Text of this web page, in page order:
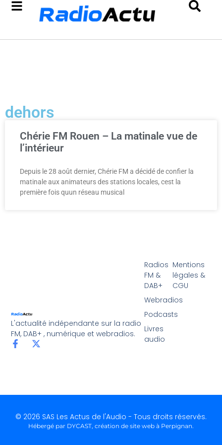
dehors
Chérie FM Rouen – La matinale vue de
l’intérieur
Depuis le 28 août dernier, Chérie FM a décidé de confier la
matinale aux animateurs des stations locales, cest la
première fois quun réseau musical
L'actualité indépendante sur la radio
FM, DAB+ , numérique et webradios.
Radios
FM &
DAB+
Webradios
Podcasts
Livres
audio
Mentions
légales &
CGU
© 2026 SAS Les Actus de l'Audio - Tous droits réservés.
Hébergé par DYCAST, création de site web à Perpignan.